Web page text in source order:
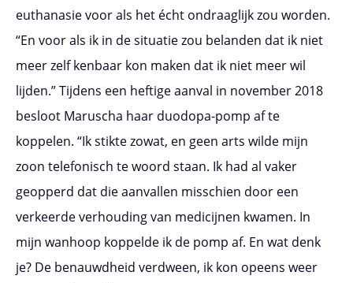
euthanasie voor als het écht ondraaglijk zou worden.
“En voor als ik in de situatie zou belanden dat ik niet
meer zelf kenbaar kon maken dat ik niet meer wil
lijden.” Tijdens een heftige aanval in november 2018
besloot Maruscha haar duodopa-pomp af te
koppelen. “Ik stikte zowat, en geen arts wilde mijn
zoon telefonisch te woord staan. Ik had al vaker
geopperd dat die aanvallen misschien door een
verkeerde verhouding van medicijnen kwamen. In
mijn wanhoop koppelde ik de pomp af. En wat denk
je? De benauwdheid verdween, ik kon opeens weer